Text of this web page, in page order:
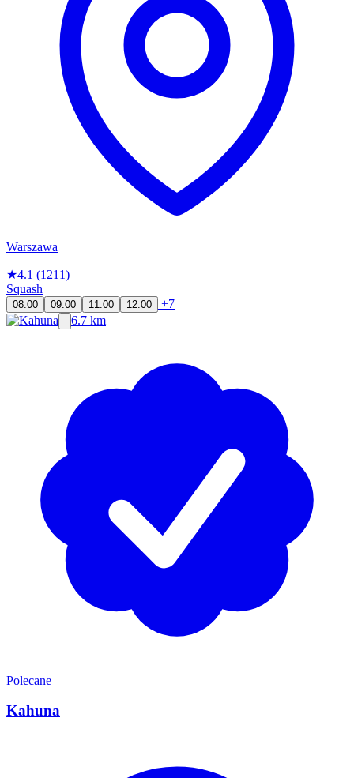
Warszawa
★4.1 (1211)
Squash
08:00 09:00 11:00 12:00
+7
6.7 km
Polecane
Kahuna